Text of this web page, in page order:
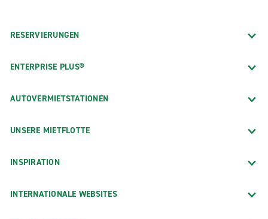
RESERVIERUNGEN
ENTERPRISE PLUS®
AUTOVERMIETSTATIONEN
UNSERE MIETFLOTTE
INSPIRATION
INTERNATIONALE WEBSITES